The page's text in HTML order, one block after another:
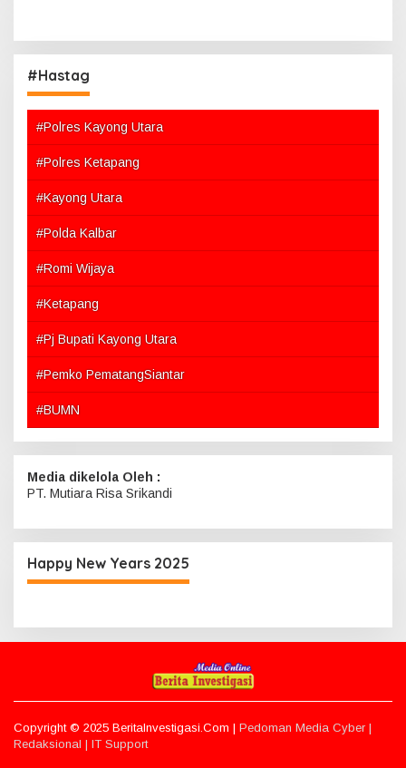
#Hastag
#Polres Kayong Utara
#Polres Ketapang
#Kayong Utara
#Polda Kalbar
#Romi Wijaya
#Ketapang
#Pj Bupati Kayong Utara
#Pemko PematangSiantar
#BUMN
Media dikelola Oleh :
PT. Mutiara Risa Srikandi
Happy New Years 2025
Copyright © 2025 BeritaInvestigasi.Com | Pedoman Media Cyber |
Redaksional | IT Support